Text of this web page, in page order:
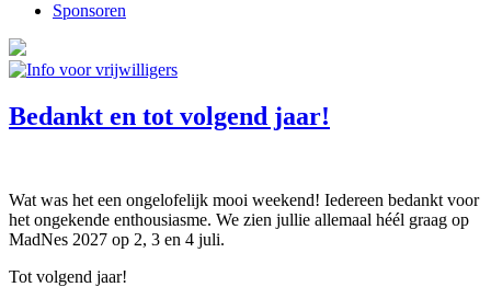
Sponsoren
Bedankt en tot volgend jaar!
Wat was het een ongelofelijk mooi weekend! Iedereen bedankt voor
het ongekende enthousiasme. We zien jullie allemaal héél graag op
MadNes 2027 op 2, 3 en 4 juli.
Tot volgend jaar!